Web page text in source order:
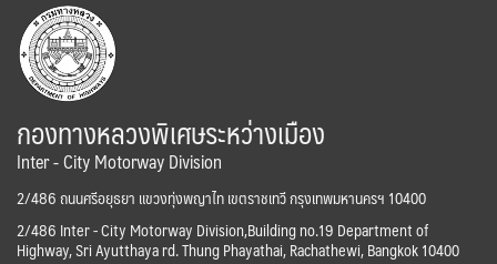
กองทางหลวงพิเศษระหว่างเมือง
Inter - City Motorway Division
2/486 ถนนศรีอยุธยา แขวงทุ่งพญาไท เขตราชเทวี กรุงเทพมหานครฯ 10400
2/486 Inter - City Motorway Division,Building no.19 Department of
Highway, Sri Ayutthaya rd. Thung Phayathai, Rachathewi, Bangkok 10400